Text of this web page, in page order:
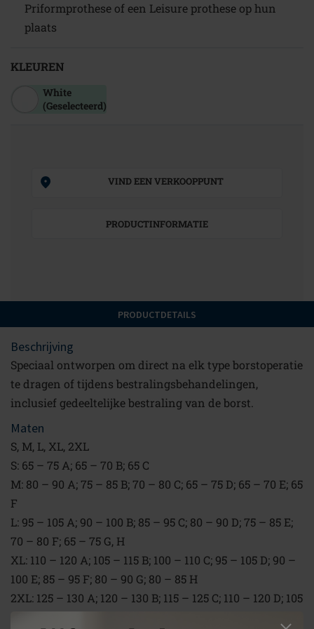
Priformprothese of een Leisure prothese op hun
plaats
KLEUREN
White
(Geselecteerd)
VIND EEN VERKOOPPUNT
PRODUCTINFORMATIE
PRODUCTDETAILS
Beschrijving
Speciaal ontworpen om direct na elk type borstoperatie
te dragen of tijdens bestralingsbehandelingen,
inclusief gedeeltelijke bestraling van de borst.
Maten
S, M, L, XL, 2XL
S: 65 – 75 A; 65 – 70 B; 65 C
M: 80 – 90 A; 75 – 85 B; 70 – 80 C; 65 – 75 D; 65 – 70 E; 65
F
L: 95 – 105 A; 90 – 100 B; 85 – 95 C; 80 – 90 D; 75 – 85 E;
70 – 80 F; 65 – 75 G, H
XL: 110 – 120 A; 105 – 115 B; 100 – 110 C; 95 – 105 D; 90 –
100 E; 85 – 95 F; 80 – 90 G; 80 – 85 H
2XL: 125 – 130 A; 120 – 130 B; 115 – 125 C; 110 – 120 D; 105